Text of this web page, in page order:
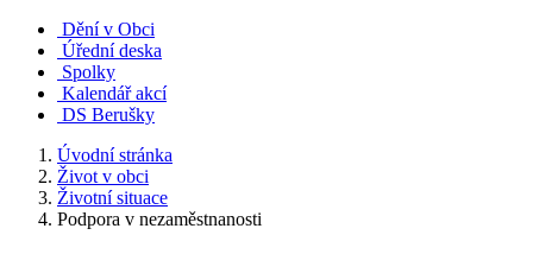
Dění v Obci
Úřední deska
Spolky
Kalendář akcí
DS Berušky
Úvodní stránka
Život v obci
Životní situace
Podpora v nezaměstnanosti